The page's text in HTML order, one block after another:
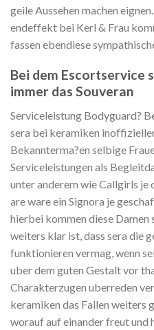
geile Aussehen machen
endeffekt bei Kerl & Frau
fassen ebendiese
Bei dem Escortservice
immer das Souveran
Serviceleistung Bodyguard?
sera bei keramiken
Bekannterma?en selbige
Serviceleistungen als
unter anderem wie Callgirls je
are ware ein Signora je
hierbei kommen diese
weiters klar ist, dass sera die
funktionieren vermag, wenn
uber dem guten Gestalt vor
Charakterzugen uberreden
keramiken das Fallen weiters
worauf auf einander freut und